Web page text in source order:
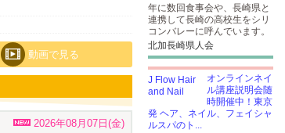
動画で見る
2026年08月07日(金)
年に数回食事会や、長崎県と
連携して長崎の高校生をシリ
コンバレーに呼んでいます。
北加長崎県人会
オンラインネイ
ル講座説明会随
時開催中！東京
発 ヘア、ネイル、フェイシャ
ルスパのト...